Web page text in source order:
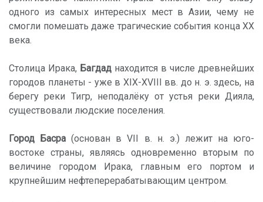
одного из самых интересных мест в Азии, чему не
смогли помешать даже трагические события конца XX
века.
Столица Ирака, Багдад находится в числе древнейших
городов планеты - уже в XIX-XVIII вв. до н. э. здесь, на
берегу реки Тигр, неподалёку от устья реки Дияла,
существовали людские поселения.
Город Басра (основан в VII в. н. э.) лежит на юго-
востоке страны, являясь одновременно вторым по
величине городом Ирака, главным его портом и
крупнейшим нефтеперерабатывающим центром.